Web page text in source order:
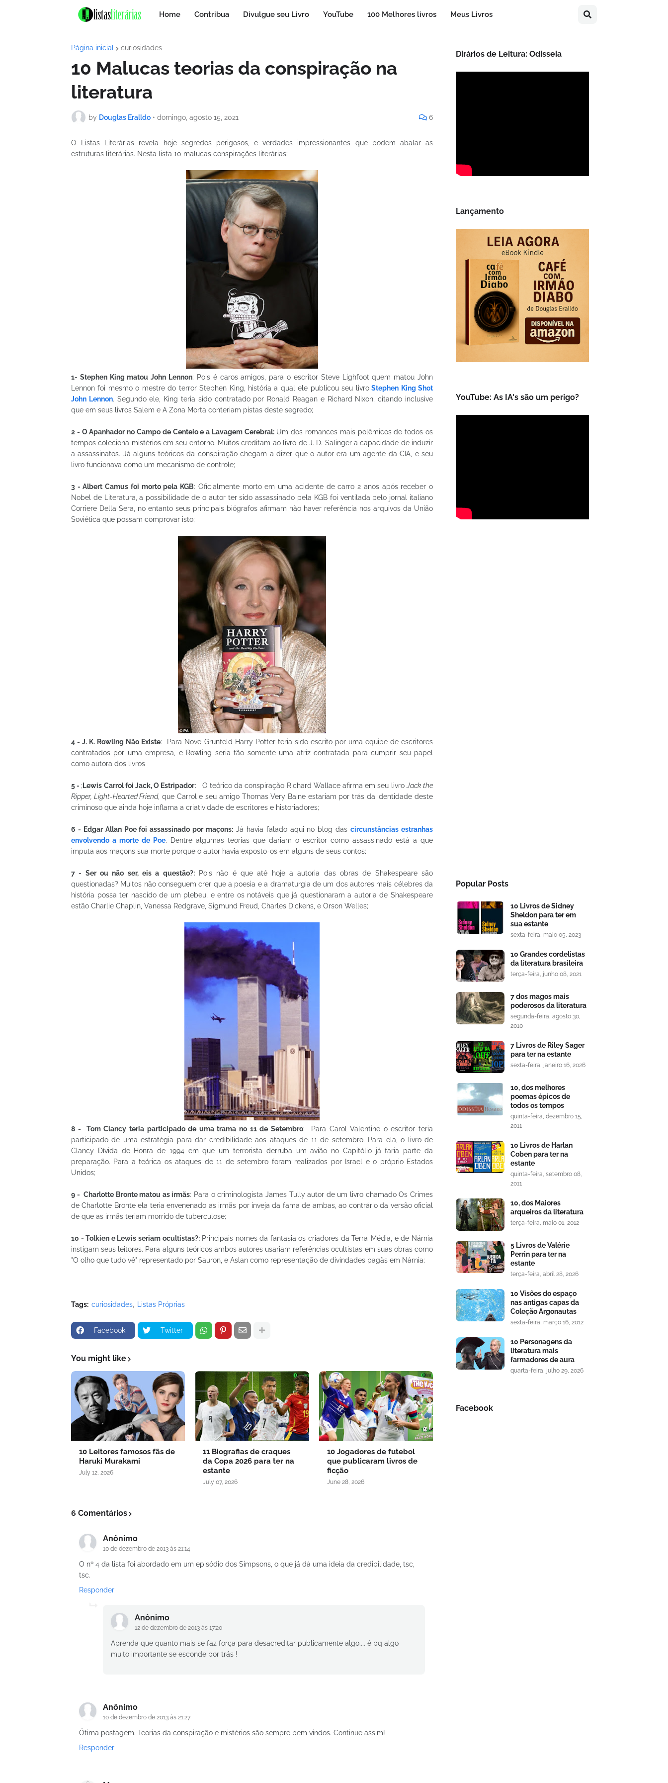
Home Contribua Divulgue seu Livro YouTube 100 Melhores livros Meus Livros
Página inicial curiosidades
10 Malucas teorias da conspiração na
literatura
by Douglas Eralldo • domingo, agosto 15, 2021 6
O Listas Literárias revela hoje segredos perigosos, e verdades impressionantes que podem abalar as
estruturas literárias. Nesta lista 10 malucas conspirações literárias:
1- Stephen King matou John Lennon: Pois é caros amigos, para o escritor Steve Lighfoot quem matou John
Lennon foi mesmo o mestre do terror Stephen King, história a qual ele publicou seu livroStephen King Shot
John Lennon. Segundo ele, King teria sido contratado por Ronald Reagan e Richard Nixon, citando inclusive
que em seus livros Salem e A Zona Morta conteriam pistas deste segredo;
2 - O Apanhador no Campo de Centeio e a Lavagem Cerebral:Um dos romances mais polêmicos de todos os
tempos coleciona mistérios em seu entorno. Muitos creditam ao livro de J. D. Salinger a capacidade de induzir
a assassinatos. Já alguns teóricos da conspiração chegam a dizer que o autor era um agente da CIA, e seu
livro funcionava como um mecanismo de controle;
3 - Albert Camus foi morto pela KGB: Oficialmente morto em uma acidente de carro 2 anos após receber o
Nobel de Literatura, a possibilidade de o autor ter sido assassinado pela KGB foi ventilada pelo jornal italiano
Corriere Della Sera, no entanto seus principais biógrafos afirmam não haver referência nos arquivos da União
Soviética que possam comprovar isto;
4 -J. K. Rowling Não Existe: Para Nove Grunfeld Harry Potter teria sido escrito por uma equipe de escritores
contratados por uma empresa, e Rowling seria tão somente uma atriz contratada para cumprir seu papel
como autora dos livros
5 - ; Lewis Carrol foi Jack, O Estripador: O teórico da conspiração Richard Wallace afirma em seu livro Jack the
Ripper, Light-Hearted Friend, que Carrol e seu amigo Thomas Very Baine estariam por trás da identidade deste
criminoso que ainda hoje inflama a criatividade de escritores e historiadores;
6 - Edgar Allan Poe foi assassinado por maçons: Já havia falado aqui no blog dascircunstâncias estranhas
envolvendo a morte de Poe. Dentre algumas teorias que dariam o escritor como assassinado está a que
imputa aos maçons sua morte porque o autor havia exposto-os em alguns de seus contos;
7 - Ser ou não ser, eis a questão?:Pois não é que até hoje a autoria das obras de Shakespeare são
questionadas? Muitos não conseguem crer que a poesia e a dramaturgia de um dos autores mais célebres da
história possa ter nascido de um plebeu, e entre os notáveis que já questionaram a autoria de Shakespeare
estão Charlie Chaplin, Vanessa Redgrave, Sigmund Freud, Charles Dickens, e Orson Welles;
8 - Tom Clancy teria participado de uma trama no 11 de Setembro: Para Carol Valentine o escritor teria
participado de uma estratégia para dar credibilidade aos ataques de 11 de setembro. Para ela, o livro de
Clancy Dívida de Honra de 1994 em que um terrorista derruba um avião no Capitólio já faria parte da
preparação. Para a teórica os ataques de 11 de setembro foram realizados por Israel e o próprio Estados
Unidos;
9 - Charlotte Bronte matou as irmãs: Para o criminologista James Tully autor de um livro chamado Os Crimes
de Charlotte Bronte ela teria envenenado as irmãs por inveja da fama de ambas, ao contrário da versão oficial
de que as irmãs teriam morrido de tuberculose;
10 -Tolkien e Lewis seriam ocultistas?:Principais nomes da fantasia os criadores da Terra-Média, e de Nárnia
instigam seus leitores. Para alguns teóricos ambos autores usariam referências ocultistas em suas obras como
"O olho que tudo vê" representado por Sauron, e Aslan como representação de divindades pagãs em Nárnia;
Tags: curiosidades Listas Próprias
Facebook Twitter
You might like
10 Leitores famosos fãs de
Haruki Murakami
July 12, 2026
11 Biografias de craques
da Copa 2026 para ter na
estante
July 07, 2026
10 Jogadores de futebol
que publicaram livros de
ficção
June 28, 2026
6 Comentários
Anônimo
10 de dezembro de 2013 às 21:14
O nº 4 da lista foi abordado em um episódio dos Simpsons, o que já dá uma ideia da credibilidade, tsc,
tsc.
Responder
Anônimo
12 de dezembro de 2013 às 17:20
Aprenda que quanto mais se faz força para desacreditar publicamente algo.... é pq algo
muito importante se esconde por trás !
Anônimo
10 de dezembro de 2013 às 21:27
Ótima postagem. Teorias da conspiração e mistérios são sempre bem vindos. Continue assim!
Responder
Dirários de Leitura: Odisseia
Lançamento
YouTube: As IA's são um perigo?
Popular Posts
10 Livros de Sidney
Sheldon para ter em
sua estante
sexta-feira, maio 05, 2023
10 Grandes cordelistas
da literatura brasileira
terça-feira, junho 08, 2021
7 dos magos mais
poderosos da literatura
segunda-feira, agosto 30,
2010
7 Livros de Riley Sager
para ter na estante
sexta-feira, janeiro 16, 2026
10, dos melhores
poemas épicos de
todos os tempos
quinta-feira, dezembro 15,
2011
10 Livros de Harlan
Coben para ter na
estante
quinta-feira, setembro 08,
2011
10, dos Maiores
arqueiros da literatura
terça-feira, maio 01, 2012
5 Livros de Valérie
Perrin para ter na
estante
terça-feira, abril 28, 2026
10 Visões do espaço
nas antigas capas da
Coleção Argonautas
sexta-feira, março 16, 2012
10 Personagens da
literatura mais
farmadores de aura
quarta-feira, julho 29, 2026
Facebook